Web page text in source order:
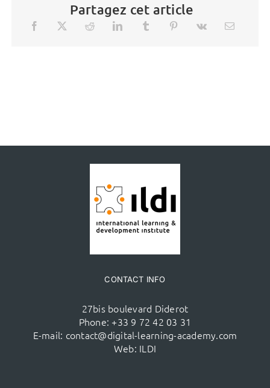
Partagez cet article
CONTACT INFO
27bis boulevard Diderot
Phone: +33 9 72 42 03 31
E-mail: contact@digital-learning-academy.com
Web: ILDI